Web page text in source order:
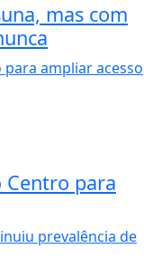
mas com
Centro para